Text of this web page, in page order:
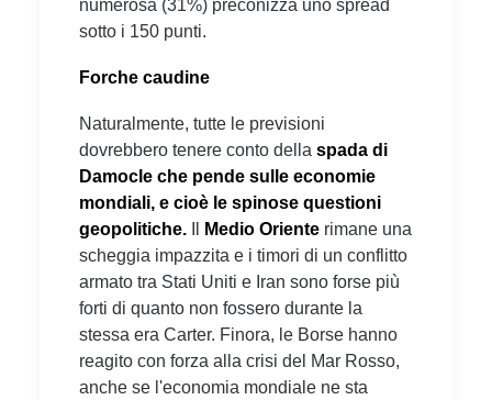
numerosa (31%) preconizza uno spread
sotto i 150 punti.
Forche caudine
Naturalmente, tutte le previsioni
dovrebbero tenere conto della spada di
Damocle che pende sulle economie
mondiali, e cioè le spinose questioni
geopolitiche.
Medio Oriente rimane una
scheggia impazzita e i timori di un conflitto
armato tra Stati Uniti e Iran sono forse più
forti di quanto non fossero durante la
stessa era Carter. Finora, le Borse hanno
reagito con forza alla crisi del Mar Rosso,
anche se l'economia mondiale ne sta